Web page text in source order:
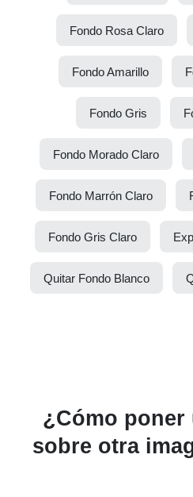
Fondo Rosa Claro
Fondo Amarillo
Fondo Gris
Fondo Morado Claro
Fondo Marrón Claro
Fondo Gris Claro
Quitar Fondo Blanco
¿Cómo poner
sobre otra